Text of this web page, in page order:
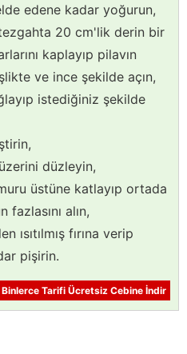
edene kadar yoğurun,
tezgahta 20 cm'lik derin bir
kaplayıp pilavın
ve ince şekilde açın,
istediğiniz şekilde
düzleyin,
üstüne katlayıp ortada
alın,
ısıtılmış fırına verip
pişirin.
Binlerce Tarifi Ücretsiz Cebine İndir